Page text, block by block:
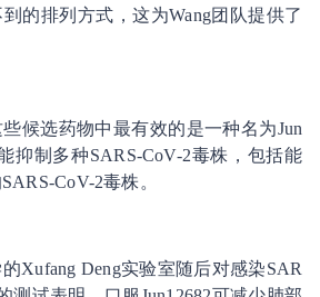
的排列方式，这为Wang团队提供了
候选药物中最有效的是一种名为Jun
抑制多种SARS-CoV-2毒株，包括能
CoV-2毒株。
Xufang Deng实验室随后对感染SAR